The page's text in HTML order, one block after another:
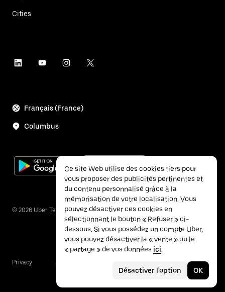
Cities
Français (France)
Columbus
© 2026 Uber Technologies Inc.
Privacy Accessibility
Ce site Web utilise des cookies tiers pour
vous proposer des publicités pertinentes et
du contenu personnalisé grâce à la
mémorisation de votre localisation. Vous
pouvez désactiver ces cookies en
sélectionnant le bouton « Refuser » ci-
dessous. Si vous possédez un compte Uber,
vous pouvez désactiver la « vente » ou le
« partage » de vos données ici.
Désactiver l'option OK